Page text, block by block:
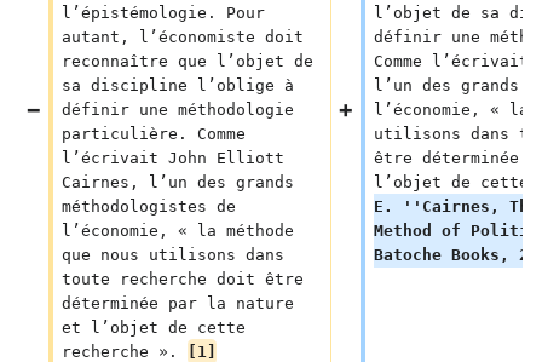
l’épistémologie. Pour
autant, l’économiste doit
reconnaître que l’objet de
sa discipline l’oblige à
définir une méthodologie
particulière. Comme
l’écrivait John Elliott
Cairnes, l’un des grands
méthodologistes de
l’économie, « la méthode
que nous utilisons dans
toute recherche doit être
déterminée par la nature
et l’objet de cette
recherche ».
[1]
l’objet de sa
définir une
Comme
l’un des grands
l’économie, « la
utilisons dans
être déterminée
l’objet de cette
E. ''Cairnes,
Method of
Batoche Books,